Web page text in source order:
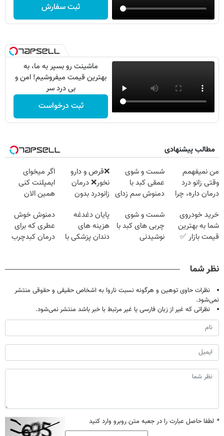
ثبت سفارش
ماشینت رو بسپر به ما، به
بهترین قیمت میفروشیم! امن و
بی درد سر
ثبت درخواست
مطالب پیشنهادی
من نمیفهمم
وقتی زانو درد
درمان داره، چرا
تحمل میکنی؟❗
شست و شوی
عمقی کبد با
دمنوش سم زدای
❌قرص‌ و دارو
نخور❌ درمان
زانودرد بدون
اگر میخوای
ایمپلنت کنی
همین الان
۲۵ میلیون
تومان!!!
خرید خودروی
شما به بهترین
قیمت بازار ✅
شست و شوی
چربی های کبد با
نوشیدنی
پایان دغدغه
هزینه های
دندان پزشکی با
دمنوش خوش
عطری که برای
درمان کبدچرب
نظر شما
نظرات حاوی توهین و هرگونه نسبت ناروا به اشخاص حقیقی و حقوقی منتشر
نمی‌شود.
نظراتی که غیر از زبان فارسی یا غیر مرتبط با خبر باشد منتشر نمی‌شود.
* لطفا حاصل عبارت را در جعبه متن روبرو وارد کنید